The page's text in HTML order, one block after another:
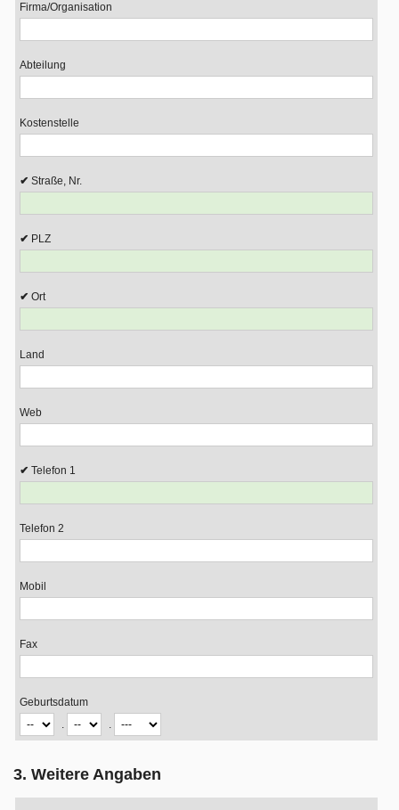
Firma/Organisation
Abteilung
Kostenstelle
Straße, Nr.
PLZ
Ort
Land
Web
Telefon 1
Telefon 2
Mobil
Fax
Geburtsdatum
.
.
3. Weitere Angaben